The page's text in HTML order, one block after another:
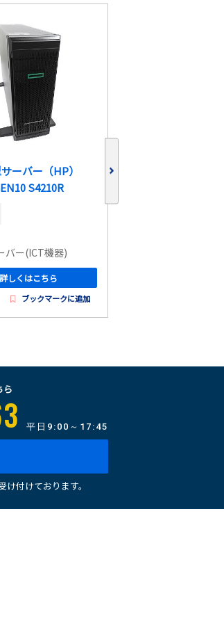
ーバー（HP）
S4210R
バー(ICT機器)
詳しくはこちら
ブックマークに追加
ら
平日 9:00～17:45
付けております。